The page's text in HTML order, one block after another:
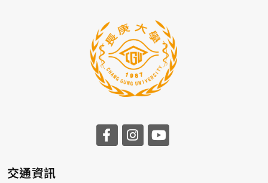
前往長庚大學facebook
前往長庚大學
交通資訊